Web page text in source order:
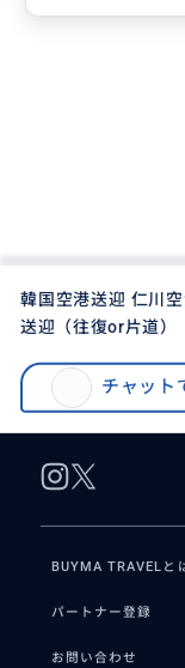
韓国空港送迎 仁川
送迎（往復or片道）
チャット
BUYMA TRAVELと
パートナー登録
お問い合わせ